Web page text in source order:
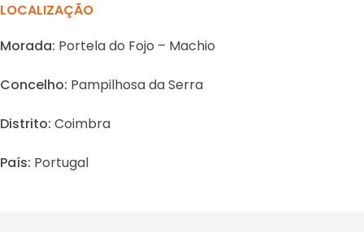
LOCALIZAÇÃO
Morada: Portela do Fojo – Machio
Concelho: Pampilhosa da Serra
Distrito: Coimbra
País: Portugal